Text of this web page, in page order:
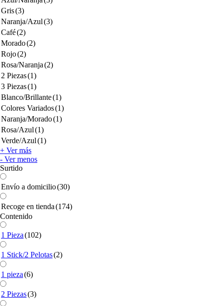
Gris(3)
Naranja/Azul(3)
Café(2)
Morado(2)
Rojo(2)
Rosa/Naranja(2)
2 Piezas(1)
3 Piezas(1)
Blanco/Brillante(1)
Colores Variados(1)
Naranja/Morado(1)
Rosa/Azul(1)
Verde/Azul(1)
+ Ver más
- Ver menos
Surtido
Envío a domicilio(30)
Recoge en tienda(174)
Contenido
1 Pieza(102)
1 Stick/2 Pelotas(2)
1 pieza(6)
2 Piezas(3)